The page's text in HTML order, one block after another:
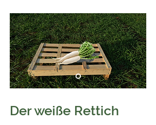
Der weiße Rettich